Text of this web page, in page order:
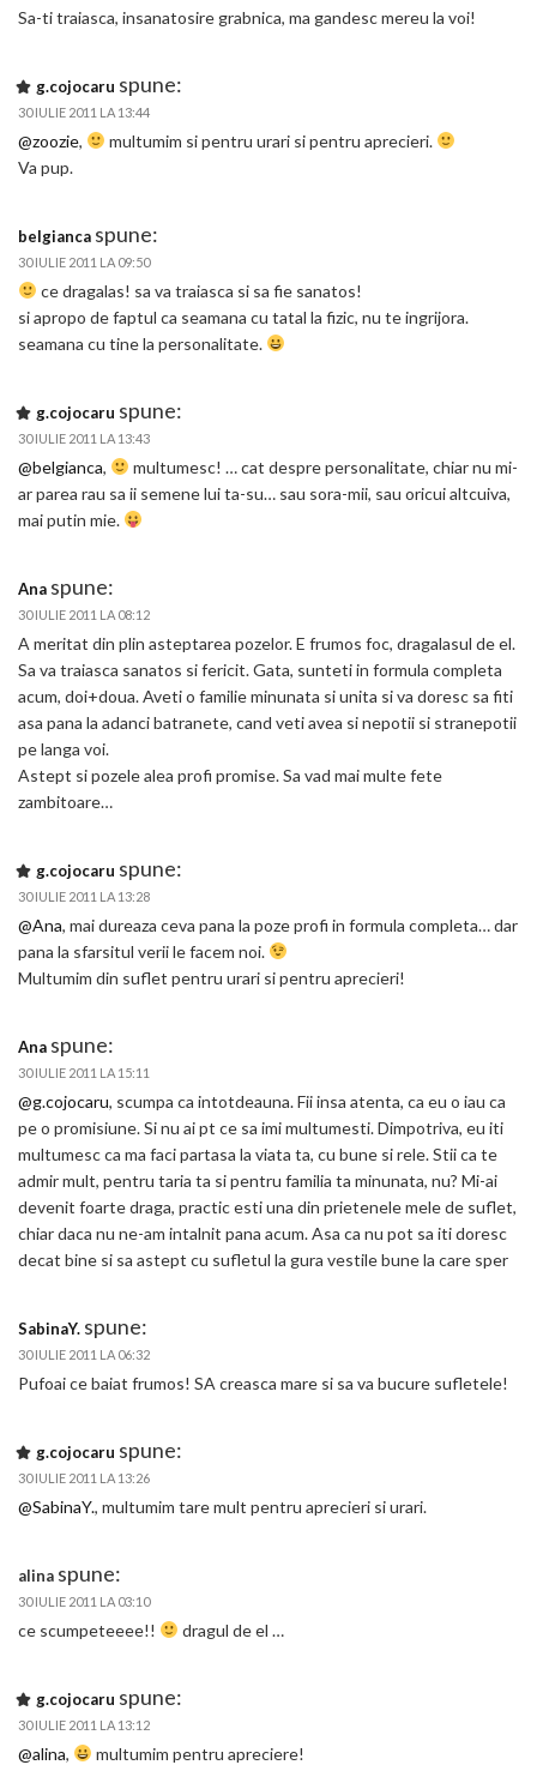
Sa-ti traiasca, insanatosire grabnica, ma gandesc mereu la voi!
g.cojocaru spune:
30 IULIE 2011 LA 13:44
@zoozie,
multumim si pentru urari si pentru aprecieri.
Va pup.
belgianca spune:
30 IULIE 2011 LA 09:50
ce dragalas! sa va traiasca si sa fie sanatos!
si apropo de faptul ca seamana cu tatal la fizic, nu te ingrijora.
seamana cu tine la personalitate.
g.cojocaru spune:
30 IULIE 2011 LA 13:43
@belgianca,
multumesc! … cat despre personalitate, chiar nu mi-
ar parea rau sa ii semene lui ta-su… sau sora-mii, sau oricui altcuiva,
mai putin mie.
Ana spune:
30 IULIE 2011 LA 08:12
A meritat din plin asteptarea pozelor. E frumos foc, dragalasul de el.
Sa va traiasca sanatos si fericit. Gata, sunteti in formula completa
acum, doi+doua. Aveti o familie minunata si unita si va doresc sa fiti
asa pana la adanci batranete, cand veti avea si nepotii si stranepotii
pe langa voi.
Astept si pozele alea profi promise. Sa vad mai multe fete
zambitoare…
g.cojocaru spune:
30 IULIE 2011 LA 13:28
@Ana, mai dureaza ceva pana la poze profi in formula completa… dar
pana la sfarsitul verii le facem noi.
Multumim din suflet pentru urari si pentru aprecieri!
Ana spune:
30 IULIE 2011 LA 15:11
@g.cojocaru, scumpa ca intotdeauna. Fii insa atenta, ca eu o iau ca
pe o promisiune. Si nu ai pt ce sa imi multumesti. Dimpotriva, eu iti
multumesc ca ma faci partasa la viata ta, cu bune si rele. Stii ca te
admir mult, pentru taria ta si pentru familia ta minunata, nu? Mi-ai
devenit foarte draga, practic esti una din prietenele mele de suflet,
chiar daca nu ne-am intalnit pana acum. Asa ca nu pot sa iti doresc
decat bine si sa astept cu sufletul la gura vestile bune la care sper
SabinaY. spune:
30 IULIE 2011 LA 06:32
Pufoai ce baiat frumos! SA creasca mare si sa va bucure sufletele!
g.cojocaru spune:
30 IULIE 2011 LA 13:26
@SabinaY., multumim tare mult pentru aprecieri si urari.
alina spune:
30 IULIE 2011 LA 03:10
ce scumpeteeee!! dragul de el …
g.cojocaru spune:
30 IULIE 2011 LA 13:12
@alina, multumim pentru apreciere!